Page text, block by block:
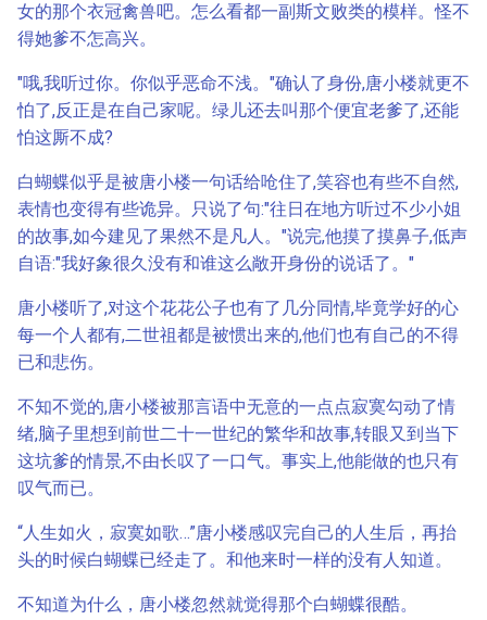
女的那个衣冠禽兽吧。怎么看都一副斯文败类的模样。怪不
得她爹不怎高兴。
"哦,我听过你。你似乎恶命不浅。"确认了身份,唐小楼就更不
怕了,反正是在自己家呢。绿儿还去叫那个便宜老爹了,还能
怕这厮不成?
白蝴蝶似乎是被唐小楼一句话给呛住了,笑容也有些不自然,
表情也变得有些诡异。只说了句:"往日在地方听过不少小姐
的故事,如今建见了果然不是凡人。"说完,他摸了摸鼻子,低声
自语:"我好象很久没有和谁这么敞开身份的说话了。"
唐小楼听了,对这个花花公子也有了几分同情,毕竟学好的心
每一个人都有,二世祖都是被惯出来的,他们也有自己的不得
已和悲伤。
不知不觉的,唐小楼被那言语中无意的一点点寂寞勾动了情
绪,脑子里想到前世二十一世纪的繁华和故事,转眼又到当下
这坑爹的情景,不由长叹了一口气。事实上,他能做的也只有
叹气而已。
“人生如火，寂寞如歌…”唐小楼感叹完自己的人生后，再抬
头的时候白蝴蝶已经走了。和他来时一样的没有人知道。
不知道为什么，唐小楼忽然就觉得那个白蝴蝶很酷。